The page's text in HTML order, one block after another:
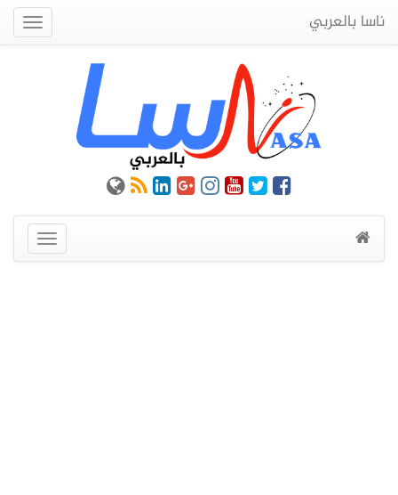
ناسا بالعربي
عرض
القائمة